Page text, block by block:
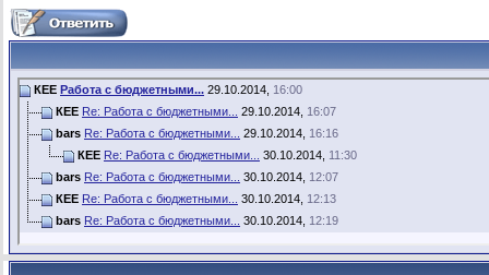
КЕЕ Работа с бюджетными... 29.10.2014, 16:00
КЕЕ Re: Работа с бюджетными... 29.10.2014, 16:07
bars Re: Работа с бюджетными... 29.10.2014, 16:16
КЕЕ Re: Работа с бюджетными... 30.10.2014, 11:30
bars Re: Работа с бюджетными... 30.10.2014, 12:07
КЕЕ Re: Работа с бюджетными... 30.10.2014, 12:13
bars Re: Работа с бюджетными... 30.10.2014, 12:19